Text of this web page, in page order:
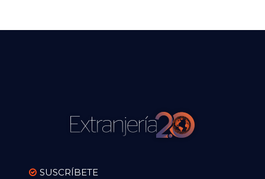
SUSCRÍBETE